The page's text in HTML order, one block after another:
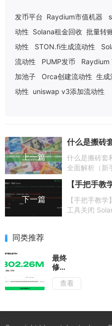
发币平台 Raydium市值机器
动性 Solana租金回收 批量转
动性
STON.fi生成流动性
流动性
PUMP发币 Raydium
加池子
Orca创建流动性 生成
动性 uniswap v3添加流动性
上一篇
什么是搬砖套
全面解析（新
下一篇
【手把手教
工具关闭
同类推荐
最终
修复
方案
坏账
查看